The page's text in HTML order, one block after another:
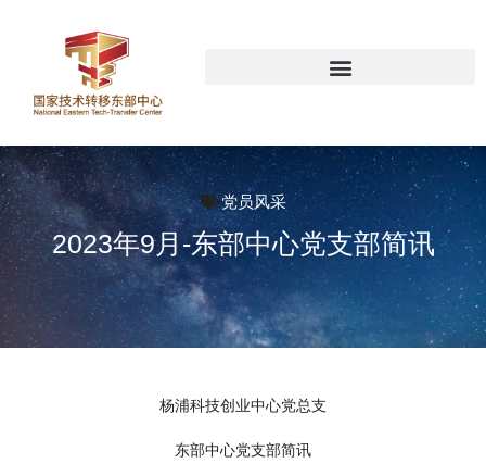
党员风采
2023年9月-东部中心党支部简讯
杨浦科技创业中心党总支
东部中心党支部简讯